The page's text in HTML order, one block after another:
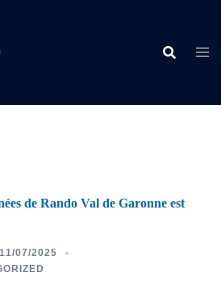
de Rando Val de Garonne est
11/07/2025